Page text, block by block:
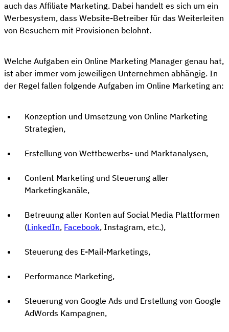
auch das Affiliate Marketing. Dabei handelt es sich um ein
Werbesystem, dass Website-Betreiber für das Weiterleiten
von Besuchern mit Provisionen belohnt.
Welche Aufgaben ein Online Marketing Manager genau hat,
ist aber immer vom jeweiligen Unternehmen abhängig. In
der Regel fallen folgende Aufgaben im Online Marketing an:
Konzeption und Umsetzung von Online Marketing
Strategien,
Erstellung von Wettbewerbs- und Marktanalysen,
Content Marketing und Steuerung aller
Marketingkanäle,
Betreuung aller Konten auf Social Media Plattformen
(LinkedIn, Facebook, Instagram, etc.),
Steuerung des E-Mail-Marketings,
Performance Marketing,
Steuerung von Google Ads und Erstellung von Google
AdWords Kampagnen,